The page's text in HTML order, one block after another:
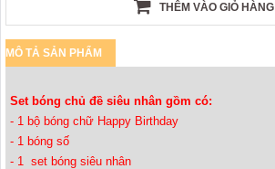
THÊM VÀO GIỎ HÀNG
MÔ TẢ SẢN PHẨM
Set bóng chủ đề siêu nhân gồm có:
- 1 bộ bóng chữ Happy Birthday
- 1 bóng số
- 1 set bóng siêu nhân